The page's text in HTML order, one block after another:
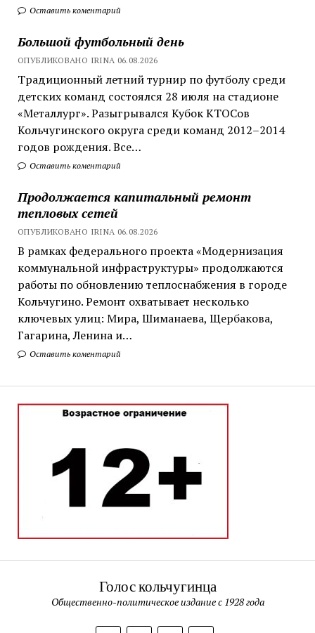
Оставить коментарий
Большой футбольный день
ОПУБЛИКОВАНО IRINA 06.08.2026
Традиционный летний турнир по футболу среди
детских команд состоялся 28 июля на стадионе
«Металлург». Разыгрывался Кубок КТОСов
Кольчугинского округа среди команд 2012–2014
годов рождения. Все…
Оставить коментарий
Продолжается капитальный ремонт
тепловых сетей
ОПУБЛИКОВАНО IRINA 06.08.2026
В рамках федерального проекта «Модернизация
коммунальной инфраструктуры» продолжаются
работы по обновлению теплоснабжения в городе
Кольчугино. Ремонт охватывает несколько
ключевых улиц: Мира, Шиманаева, Щербакова,
Гагарина, Ленина и…
Оставить коментарий
Голос кольчугинца
Общественно-политическое издание с 1928 года